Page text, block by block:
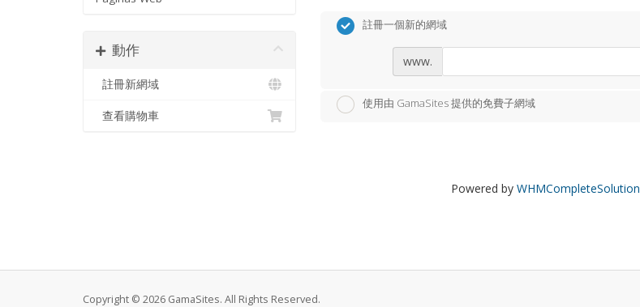
動作
註冊新網域
查看購物車
註冊一個新的網域
www.
使用由 GamaSites 提供的免費子網域
Powered by WHMCompleteSolution
Copyright © 2026 GamaSites. All Rights Reserved.